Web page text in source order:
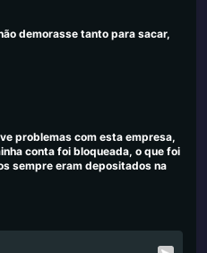
demorasse tanto para sacar,
problemas com esta empresa,
conta foi bloqueada, o que foi
sempre eram depositados na